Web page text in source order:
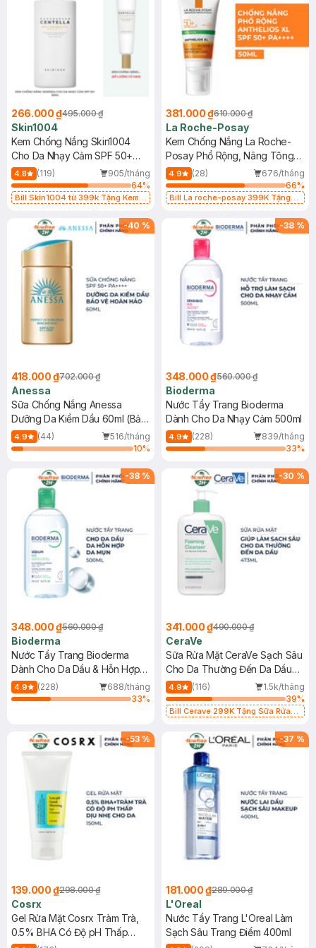
266.000 ₫495.000 ₫
Skin1004
Kem Chống Nắng Skin1004
Cho Da Nhạy Cảm SPF 50+
50ml
4.8 (119)
905/tháng
64%
Bill Skin1004 từ 399k Tặng Kem
SPF 50+ 20ml (SL Có Hạn)
381.000 ₫610.000 ₫
La Roche-Posay
Kem Chống Nắng La Roche-
Posay Phổ Rộng, Nâng Tông
Kiềm Dầu 50ml
4.9 (28)
676/tháng
66%
Bill La roche-posay 399K Tặng
(SL có hạn)
-40 %
418.000 ₫702.000 ₫
Anessa
Sữa Chống Nắng Anessa
Dưỡng Da Kiềm Dầu 60ml (Bản
Mới)
4.9 (44)
516/tháng
10%
-38 %
348.000 ₫560.000 ₫
Bioderma
Nước Tẩy Trang Bioderma
Dành Cho Da Nhạy Cảm 500ml
4.9 (228)
839/tháng
33%
-38 %
348.000 ₫560.000 ₫
Bioderma
Nước Tẩy Trang Bioderma
Dành Cho Da Dầu & Hỗn Hợp
500ml
4.9 (228)
688/tháng
33%
-30 %
341.000 ₫490.000 ₫
CeraVe
Sữa Rửa Mặt CeraVe Sạch Sâu
Cho Da Thường Đến Da Dầu
473ml
4.9 (116)
1.5k/tháng
39%
Bill Cerave 299K Tặng Sữa Rửa
-53 %
139.000 ₫298.000 ₫
Cosrx
Gel Rửa Mặt Cosrx Tràm Trà,
0.5% BHA Có Độ pH Thấp
-37 %
181.000 ₫289.000 ₫
L'Oreal
Nước Tẩy Trang L'Oreal Làm
Sạch Sâu Trang Điểm 400ml